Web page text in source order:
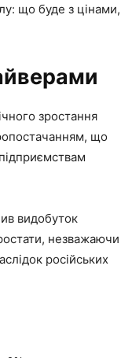
що буде з цінами,
зростання
що
видобуток
незважаючи
російських